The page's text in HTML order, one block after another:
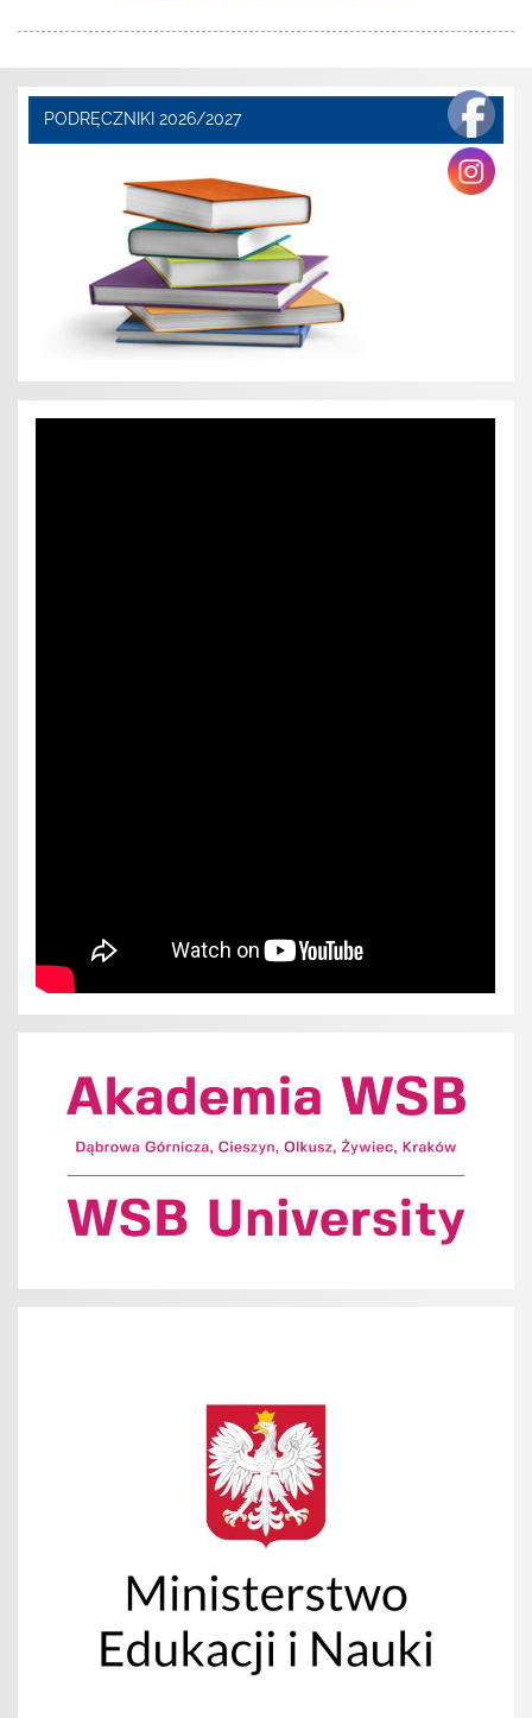
PODRĘCZNIKI 2026/2027